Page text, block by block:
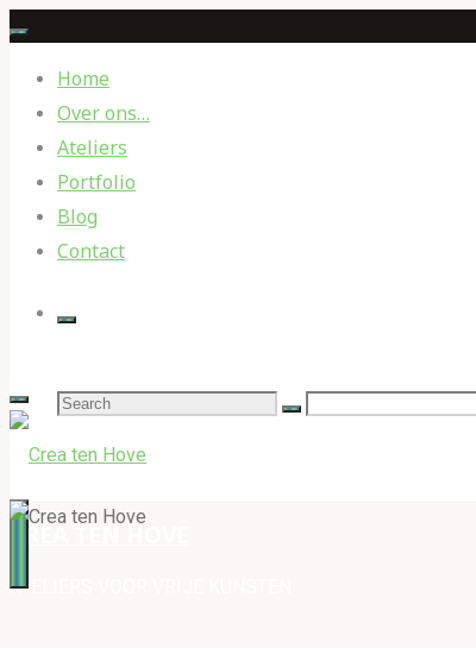
Skip
contentHome
Over ons…
Ateliers
Portfolio
Blog
Contact
Search
CREA TEN HOVE
ATELIERS VOOR VRIJE KUNSTEN